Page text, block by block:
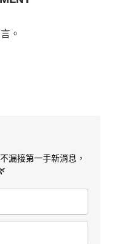
。
漏接第一手新消息，